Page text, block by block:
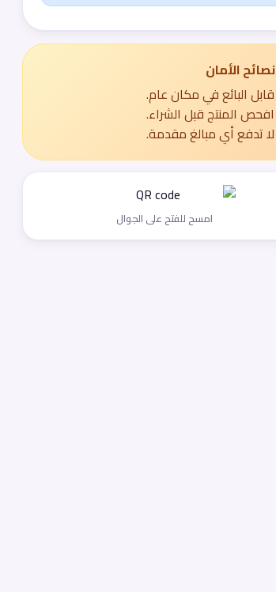
نصائح الأمان
قابل البائع في مكان عام.
افحص المنتج قبل الشراء.
لا تدفع أي مبالغ مقدمة.
امسح للفتح على الجوال